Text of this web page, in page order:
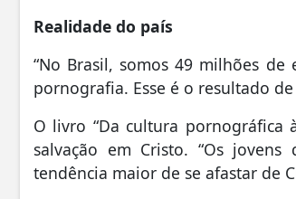
Realidade do país
“No Brasil, somos 49 milhões
pornografia. Esse é o resultado
O livro “Da cultura pornográfica
salvação em Cristo. “Os
tendência maior de se afastar de